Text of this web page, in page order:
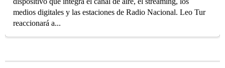
medios digitales y las estaciones de Radio Nacional. Leo Tur
reaccionará a...